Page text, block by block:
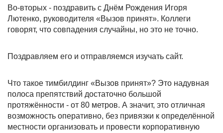
Во-вторых - поздравить с Днём Рождения Игоря
Лютенко, руководителя «Вызов принят». Коллеги
говорят, что совпадения случайны, но это не точно.
Поздравляем его и отправляемся изучать сайт.
Что такое тимбилдинг «Вызов принят»? Это надувная
полоса препятствий достаточно большой
протяжённости - от 80 метров. А значит, это отличная
возможность оперативно, без привязки к определённой
местности организовать и провести корпоративную